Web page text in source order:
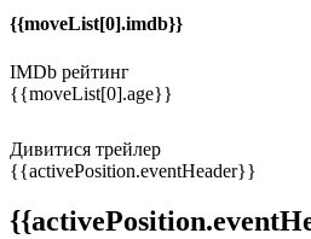
{{moveList[0].imdb}}
IMDb рейтинг
{{moveList[0].age}}
Дивитися трейлер
{{activePosition.eventHeader}}